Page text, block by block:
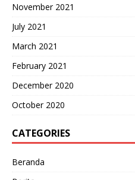
November 2021
July 2021
March 2021
February 2021
December 2020
October 2020
CATEGORIES
Beranda